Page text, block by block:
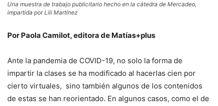
Una muestra de trabajo publicitario hecho en la cátedra de Mercadeo,
impartida por Lili Martínez
Por Paola Camilot, editora de Matías+plus
Ante la pandemia de COVID-19, no solo la forma de
impartir la clases se ha modificado al hacerlas cien por
cierto virtuales, sino también algunos de los contenidos
de estas se han reorientado. En algunos casos, como el de